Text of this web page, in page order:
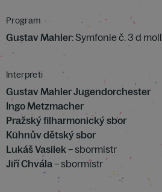
Program
Gustav Mahler: Symfonie č. 3 d moll
Interpreti
Gustav Mahler Jugendorchester
Ingo Metzmacher
Pražský filharmonický sbor
Kühnův dětský sbor
Lukáš Vasilek– sbormistr
Jiří Chvála– sbormistr